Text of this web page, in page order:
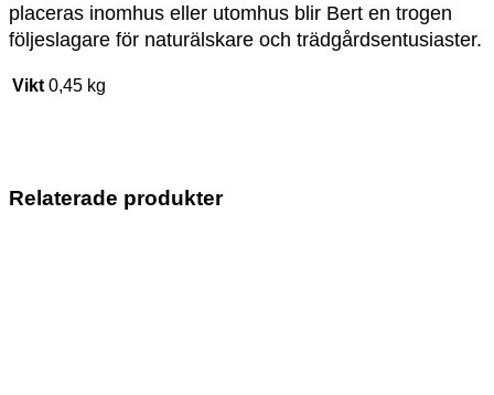
placeras inomhus eller utomhus blir Bert en trogen
följeslagare för naturälskare och trädgårdsentusiaster.
Vikt 0,45 kg
Relaterade produkter